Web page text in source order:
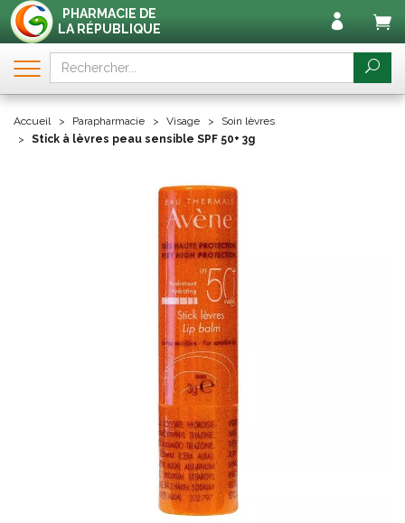
PHARMACIE DE
LA RÉPUBLIQUE
Accueil Parapharmacie Visage
Soin lèvres
Stick à lèvres peau sensible SPF 50+ 3g